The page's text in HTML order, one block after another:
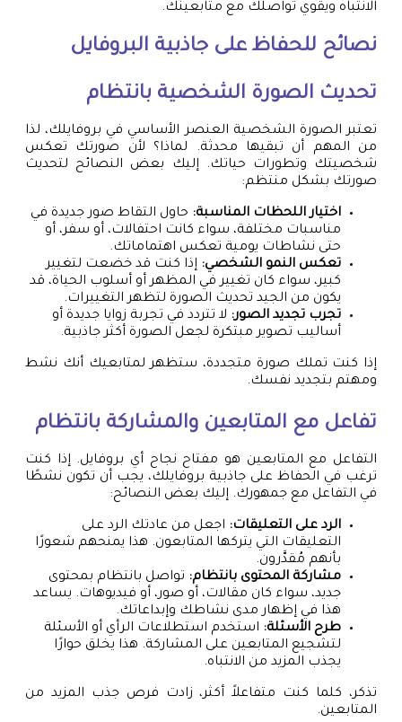
الانتباه ويقوي تواصلك مع متابعينك.
نصائح للحفاظ على جاذبية البروفايل
تحديث الصورة الشخصية بانتظام
تعتبر الصورة الشخصية العنصر الأساسي في بروفايلك، لذا
من المهم أن تبقيها محدثة. لماذا؟ لأن صورتك تعكس
شخصيتك وتطورات حياتك. إليك بعض النصائح لتحديث
صورتك بشكل منتظم:
اختيار اللحظات المناسبة: حاول التقاط صور جديدة في
مناسبات مختلفة، سواء كانت احتفالات، أو سفر، أو
حتى نشاطات يومية تعكس اهتماماتك.
تعكس النمو الشخصي: إذا كنت قد خضعت لتغيير
كبير، سواء كان تغيير في المظهر أو أسلوب الحياة، قد
يكون من الجيد تحديث الصورة لتظهر التغييرات.
تجرب تجديد الصور: لا تتردد في تجربة زوايا جديدة أو
أساليب تصوير مبتكرة لجعل الصورة أكثر جاذبية.
إذا كنت تملك صورة متجددة، ستظهر لمتابعيك أنك نشط
ومهتم بتجديد نفسك.
تفاعل مع المتابعين والمشاركة بانتظام
التفاعل مع المتابعين هو مفتاح نجاح أي بروفايل. إذا كنت
ترغب في الحفاظ على جاذبية بروفايلك، يجب أن تكون نشطًا
في التفاعل مع جمهورك. إليك بعض النصائح:
الرد على التعليقات: اجعل من عادتك الرد على
التعليقات التي يتركها المتابعون. هذا يمنحهم شعورًا
بأنهم مُقدَّرون.
مشاركة المحتوى بانتظام: تواصل بانتظام بمحتوى
جديد، سواء كان مقالات، أو صور، أو فيديوهات. يساعد
هذا في إظهار مدى نشاطك وإبداعاتك.
طرح الأسئلة: استخدم استطلاعات الرأي أو الأسئلة
لتشجيع المتابعين على المشاركة. هذا يخلق حوارًا
يجذب المزيد من الانتباه.
تذكر، كلما كنت متفاعلاً أكثر، زادت فرص جذب المزيد من
المتابعين.